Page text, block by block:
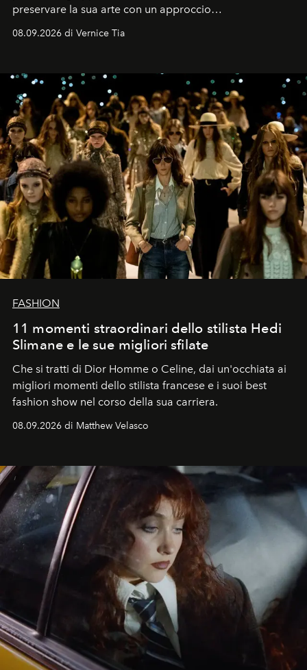
preservare la sua arte con un approccio
08.09.2026 di Vernice Tia
FASHION
11 momenti straordinari dello stilista Hedi
Slimane e le sue migliori sfilate
Che si tratti di Dior Homme o Celine, dai un'occhiata ai
migliori momenti dello stilista francese e i suoi best
fashion show nel corso della sua carriera.
08.09.2026 di Matthew Velasco